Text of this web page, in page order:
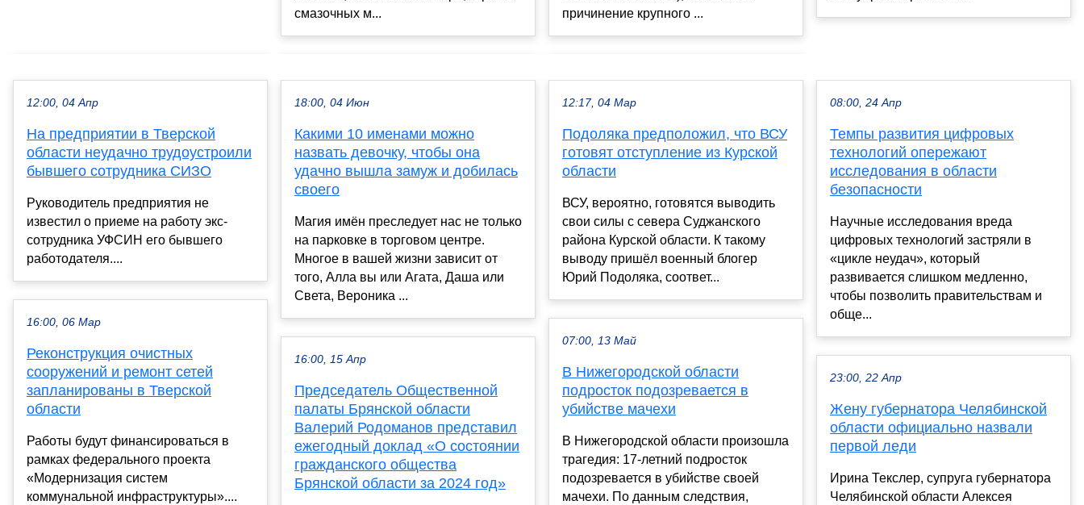
смазочных м...
причинение крупного ...
12:00, 04 Апр
На предприятии в Тверской
области неудачно трудоустроили
бывшего сотрудника СИЗО
Руководитель предприятия не
известил о приеме на работу экс-
сотрудника УФСИН его бывшего
работодателя....
16:00, 06 Мар
Реконструкция очистных
сооружений и ремонт сетей
запланированы в Тверской
области
Работы будут финансироваться в
рамках федерального проекта
«Модернизация систем
коммунальной инфраструктуры»....
18:00, 04 Июн
Какими 10 именами можно
назвать девочку, чтобы она
удачно вышла замуж и добилась
своего
Магия имён преследует нас не только
на парковке в торговом центре.
Многое в вашей жизни зависит от
того, Алла вы или Агата, Даша или
Света, Вероника ...
16:00, 15 Апр
Председатель Общественной
палаты Брянской области
Валерий Родоманов представил
ежегодный доклад «О состоянии
гражданского общества
Брянской области за 2024 год»
12:17, 04 Мар
Подоляка предположил, что ВСУ
готовят отступление из Курской
области
ВСУ, вероятно, готовятся выводить
свои силы с севера Суджанского
района Курской области. К такому
выводу пришёл военный блогер
Юрий Подоляка, соответ...
07:00, 13 Май
В Нижегородской области
подросток подозревается в
убийстве мачехи
В Нижегородской области произошла
трагедия: 17-летний подросток
подозревается в убийстве своей
мачехи. По данным следствия,
08:00, 24 Апр
Темпы развития цифровых
технологий опережают
исследования в области
безопасности
Научные исследования вреда
цифровых технологий застряли в
«цикле неудач», который
развивается слишком медленно,
чтобы позволить правительствам и
обще...
23:00, 22 Апр
Жену губернатора Челябинской
области официально назвали
первой леди
Ирина Текслер, супруга губернатора
Челябинской области Алексея